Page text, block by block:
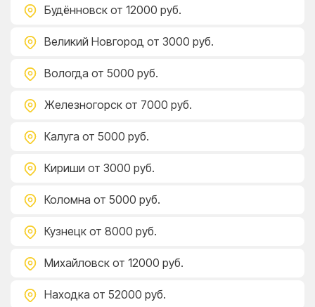
Будённовск от 12000 руб.
Великий Новгород от 3000 руб.
Вологда от 5000 руб.
Железногорск от 7000 руб.
Калуга от 5000 руб.
Кириши от 3000 руб.
Коломна от 5000 руб.
Кузнецк от 8000 руб.
Михайловск от 12000 руб.
Находка от 52000 руб.